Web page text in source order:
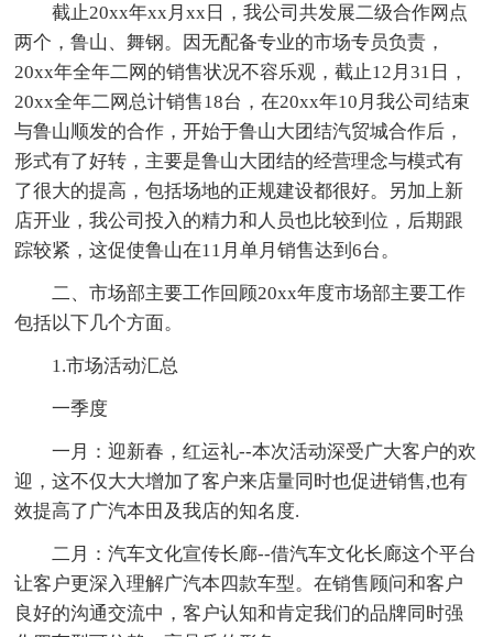
截止20xx年xx月xx日，我公司共发展二级合作网点
两个，鲁山、舞钢。因无配备专业的市场专员负责，
20xx年全年二网的销售状况不容乐观，截止12月31日，
20xx全年二网总计销售18台，在20xx年10月我公司结束
与鲁山顺发的合作，开始于鲁山大团结汽贸城合作后，
形式有了好转，主要是鲁山大团结的经营理念与模式有
了很大的提高，包括场地的正规建设都很好。另加上新
店开业，我公司投入的精力和人员也比较到位，后期跟
踪较紧，这促使鲁山在11月单月销售达到6台。
二、市场部主要工作回顾20xx年度市场部主要工作
包括以下几个方面。
1.市场活动汇总
一季度
一月：迎新春，红运礼--本次活动深受广大客户的欢
迎，这不仅大大增加了客户来店量同时也促进销售,也有
效提高了广汽本田及我店的知名度.
二月：汽车文化宣传长廊--借汽车文化长廊这个平台
让客户更深入理解广汽本四款车型。在销售顾问和客户
良好的沟通交流中，客户认知和肯定我们的品牌同时强